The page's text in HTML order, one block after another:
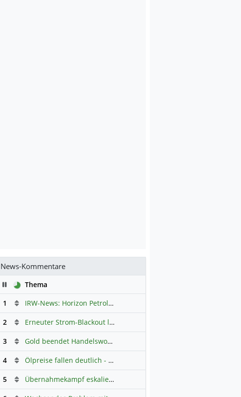
News-Kommentare
PauseThema
1
IRW-News: Horizon Petroleum Ltd. : Horizon Petroleum beginnt mit der Testförderung im Projekt Lachowice in Polen und schließt die Platzierung einer überzeichneten Wandelanleihe ab
2 Erneuter Strom-Blackout legt ganz Kuba lahm
3 Gold beendet Handelswoche mit Knall: Barrick Mining – Ist diese Aktie wieder ein Kauf?
4 Ölpreise fallen deutlich - Fortschritte zwischen USA und Iran belasten
5 Übernahmekampf eskaliert: Wird die Commerzbank italienisch?